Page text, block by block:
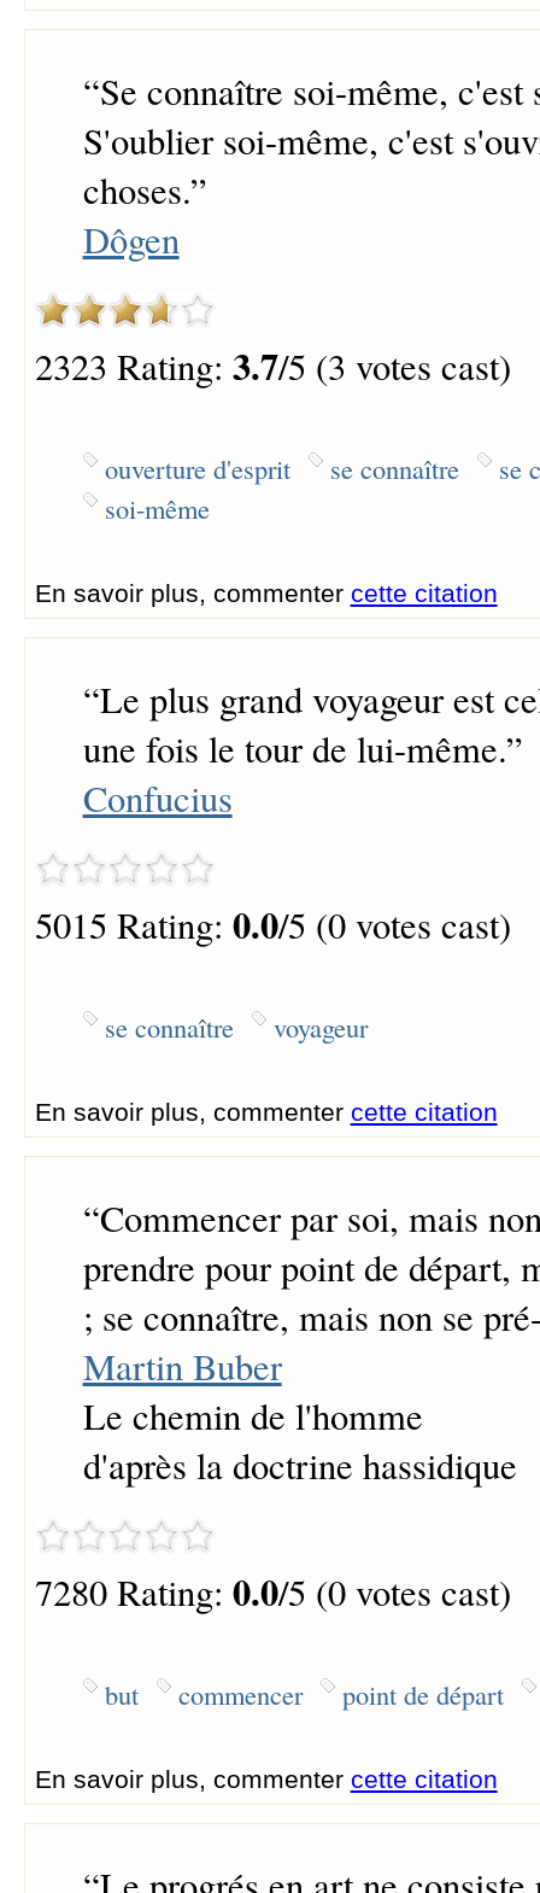
“Se connaître soi-même, c'est
S'oublier soi-même, c'est
choses.”
Dôgen
2323 Rating: 3.7/5 (3 votes cast)
ouverture d'esprit se connaître
se
soi-même
En savoir plus, commenter cette citation
“Le plus grand voyageur est
une fois le tour de lui-même.”
Confucius
5015 Rating: 0.0/5 (0 votes cast)
se connaître voyageur
En savoir plus, commenter cette citation
“Commencer par soi, mais
prendre pour point de départ,
; se connaître, mais non se
Martin Buber
Le chemin de l'homme
d'après la doctrine hassidique
7280 Rating: 0.0/5 (0 votes cast)
but commencer point de départ
En savoir plus, commenter cette citation